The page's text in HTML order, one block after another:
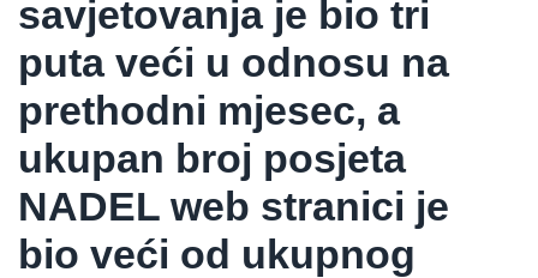
savjetovanja je bio tri
puta veći u odnosu na
prethodni mjesec, a
ukupan broj posjeta
NADEL web stranici je
bio veći od ukupnog